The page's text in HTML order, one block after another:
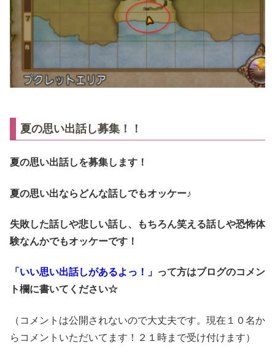
夏の思い出話し募集！！
夏の思い出話しを募集します！
夏の思い出ならどんな話しでもオッケー♪
失敗した話しや悲しい話し、もちろん笑える話しや恐怖体
験なんかでもオッケーです！
「いい思い出話しがあるよっ！」 って方はブログのコメン
ト欄に書いてください☆
（コメントは公開されないので大丈夫です。現在１０名か
らコメントいただいてます！２１時まで受け付けます）